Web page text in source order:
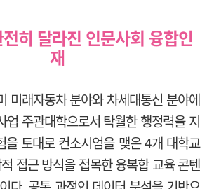
히 달라진 인문사회 융합인
재
미래자동차 분야와 차세대통신 분야에
업 주관대학으로서 탁월한 행정력을 지
을 토대로 컨소시엄을 맺은 4개 대학교
접근 방식을 접목한 융복합 교육 콘텐
다. 공통 과정인 데이터 분석을 기반으